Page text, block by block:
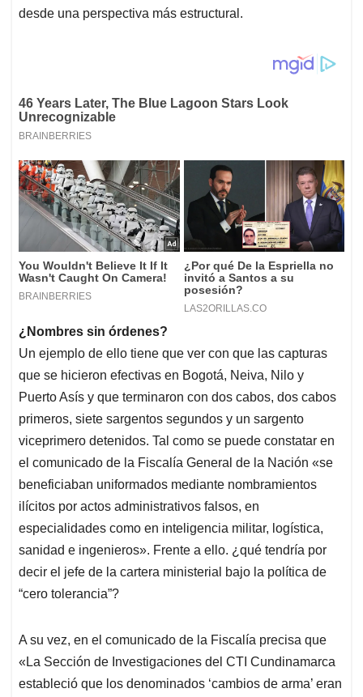
desde una perspectiva más estructural.
¿Nombres sin órdenes?
Un ejemplo de ello tiene que ver con que las capturas
que se hicieron efectivas en Bogotá, Neiva, Nilo y
Puerto Asís y que terminaron con dos cabos, dos cabos
primeros, siete sargentos segundos y un sargento
viceprimero detenidos. Tal como se puede constatar en
el comunicado de la Fiscalía General de la Nación «se
beneficiaban uniformados mediante nombramientos
ilícitos por actos administrativos falsos, en
especialidades como en inteligencia militar, logística,
sanidad e ingenieros». Frente a ello. ¿qué tendría por
decir el jefe de la cartera ministerial bajo la política de
“cero tolerancia”?
A su vez, en el comunicado de la Fiscalía precisa que
«La Sección de Investigaciones del CTI Cundinamarca
estableció que los denominados ‘cambios de arma’ eran